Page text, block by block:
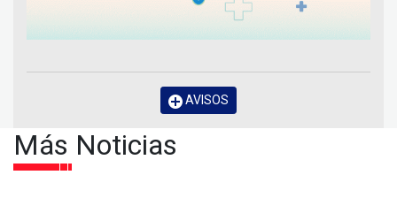
AVISOS
Más Noticias